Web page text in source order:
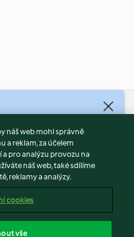
náš web mohl správně
a reklam, za účelem
pro analýzu provozu na
náš web, také sdílíme
reklamy a analýzy.
cookies
vše